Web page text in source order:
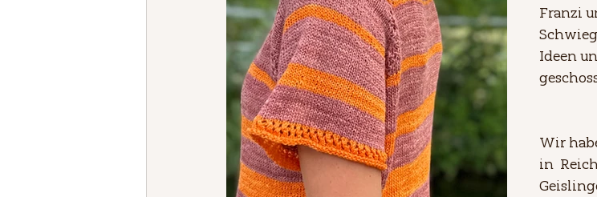
Franzi
Ideen
Wir
in